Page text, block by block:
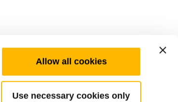
Allow all cookies
Use necessary cookies only